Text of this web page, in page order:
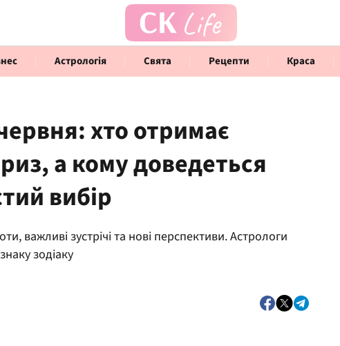
Астрологія Свята Рецепти Краса
Говорять інфлюенсери
хто отримає
а кому доведеться
вибір
важливі зустрічі та нові перспективи. Астрологи
зодіаку